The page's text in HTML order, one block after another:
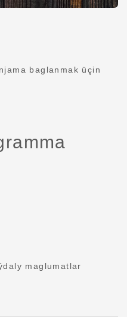
baglanmak üçin
maglumatlar